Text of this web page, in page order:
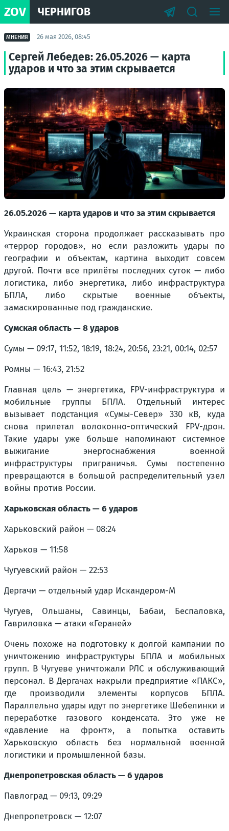
ZOV ЧЕРНИГОВ
МНЕНИЯ 26 мая 2026, 08:45
Сергей Лебедев: 26.05.2026 — карта
ударов и что за этим скрывается
26.05.2026 — карта ударов и что за этим скрывается
Украинская сторона продолжает рассказывать про
«террор городов», но если разложить удары по
географии и объектам, картина выходит совсем
другой. Почти все прилёты последних суток — либо
логистика, либо энергетика, либо инфраструктура
БПЛА, либо скрытые военные объекты,
замаскированные под гражданские.
Сумская область — 8 ударов
Сумы — 09:17, 11:52, 18:19, 18:24, 20:56, 23:21, 00:14, 02:57
Ромны — 16:43, 21:52
Главная цель — энергетика, FPV-инфраструктура и
мобильные группы БПЛА. Отдельный интерес
вызывает подстанция «Сумы-Север» 330 кВ, куда
снова прилетал волоконно-оптический FPV-дрон.
Такие удары уже больше напоминают системное
выжигание энергоснабжения военной
инфраструктуры приграничья. Сумы постепенно
превращаются в большой распределительный узел
войны против России.
Харьковская область — 6 ударов
Харьковский район — 08:24
Харьков — 11:58
Чугуевский район — 22:53
Дергачи — отдельный удар Искандером-М
Чугуев, Ольшаны, Савинцы, Бабаи, Беспаловка,
Гавриловка — атаки «Гераней»
Очень похоже на подготовку к долгой кампании по
уничтожению инфраструктуры БПЛА и мобильных
групп. В Чугуеве уничтожали РЛС и обслуживающий
персонал. В Дергачах накрыли предприятие «ПАКС»,
где производили элементы корпусов БПЛА.
Параллельно удары идут по энергетике Шебелинки и
переработке газового конденсата. Это уже не
«давление на фронт», а попытка оставить
Харьковскую область без нормальной военной
логистики и промышленной базы.
Днепропетровская область — 6 ударов
Павлоград — 09:13, 09:29
Днепропетровск — 12:07